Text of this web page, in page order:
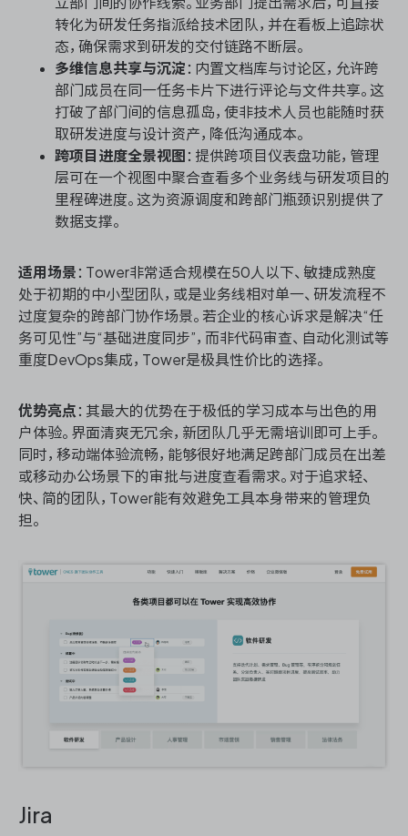
转化为研发任务指派给技术团队，并在看板上追踪状
态，确保需求到研发的交付链路不断层。
多维信息共享与沉淀 ：内置文档库与讨论区，允许跨
部门成员在同一任务卡片下进行评论与文件共享。这
打破了部门间的信息孤岛，使非技术人员也能随时获
取研发进度与设计资产，降低沟通成本。
跨项目进度全景视图 ：提供跨项目仪表盘功能，管理
层可在一个视图中聚合查看多个业务线与研发项目的
里程碑进度。这为资源调度和跨部门瓶颈识别提供了
数据支撑。
适用场景 ：Tower非常适合规模在50人以下、敏捷成熟度
处于初期的中小型团队，或是业务线相对单一、研发流程不
过度复杂的跨部门协作场景。若企业的核心诉求是解决“任
务可见性”与“基础进度同步”，而非代码审查、自动化测试等
重度DevOps集成，Tower是极具性价比的选择。
优势亮点 ：其最大的优势在于极低的学习成本与出色的用
户体验。界面清爽无冗余，新团队几乎无需培训即可上手。
同时，移动端体验流畅，能够很好地满足跨部门成员在出差
或移动办公场景下的审批与进度查看需求。对于追求轻、
快、简的团队，Tower能有效避免工具本身带来的管理负
担。
Jira